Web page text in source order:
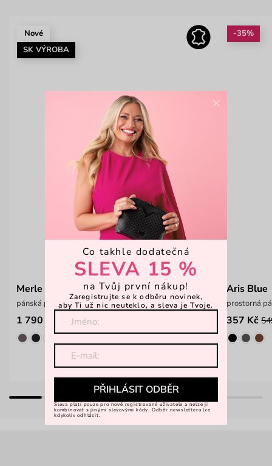
Nové
SK VÝROBA
Merle Grayson Dark Blue
pánská peněženka z italské hovězí kůže
1 790 Kč
-35%
Aris Blue
prostorná
357 Kč
×
Co takhle dodatečná
SLEVA 15 %
na Tvůj první nákup!
Zaregistrujte se k odběru novinek,
aby Ti už nic neuteklo, a sleva je Tvoje.
PŘIHLÁSIT ODBĚR
Sleva platí pouze pro nově registrované uživatele a nelze ji
kombinovat s jinými slevovými kódy. Odběr newsletteru lze
kdykoliv odhlásit.